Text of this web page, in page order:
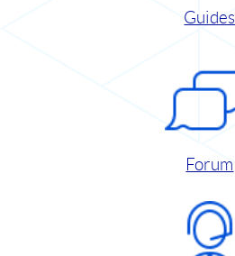
Guides
Forum